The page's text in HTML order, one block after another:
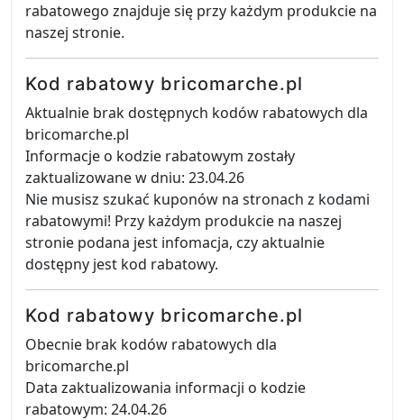
rabatowego znajduje się przy każdym produkcie na
naszej stronie.
Kod rabatowy bricomarche.pl
Aktualnie brak dostępnych kodów rabatowych dla
bricomarche.pl
Informacje o kodzie rabatowym zostały
zaktualizowane w dniu: 23.04.26
Nie musisz szukać kuponów na stronach z kodami
rabatowymi! Przy każdym produkcie na naszej
stronie podana jest infomacja, czy aktualnie
dostępny jest kod rabatowy.
Kod rabatowy bricomarche.pl
Obecnie brak kodów rabatowych dla
bricomarche.pl
Data zaktualizowania informacji o kodzie
rabatowym: 24.04.26